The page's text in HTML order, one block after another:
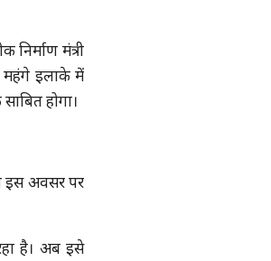
मंत्री
महंगे इलाके में
होगा।
इस अवसर पर
है। अब इसे